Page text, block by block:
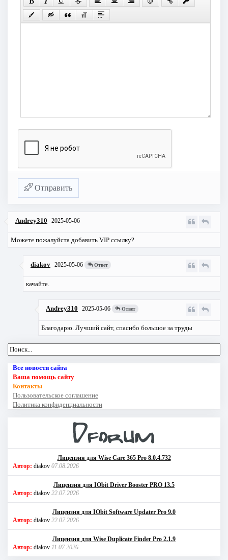
Отправить
Andrey310 2025-05-06
Можете пожалуйста добавить VIP ссылку?
diakov 2025-05-06 Ответ
качайте.
Andrey310 2025-05-06 Ответ
Благодарю. Лучший сайт, спасибо большое за труды
Все новости сайта
Ваша помощь сайту
Контакты
Пользовательское соглашение
Политика конфиденциальности
Лицензия для Wise Care 365 Pro 8.0.4.732
Автор: diakov 07.08.2026
Лицензия для IObit Driver Booster PRO 13.5
Автор: diakov 22.07.2026
Лицензия для IObit Software Updater Pro 9.0
Автор: diakov 22.07.2026
Лицензия для Wise Duplicate Finder Pro 2.1.9
Автор: diakov 11.07.2026